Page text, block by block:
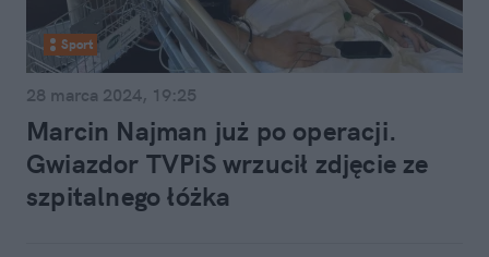
Sport
28 marca 2024, 19:25
Marcin Najman już po operacji.
Gwiazdor TVPiS wrzucił zdjęcie ze
szpitalnego łóżka